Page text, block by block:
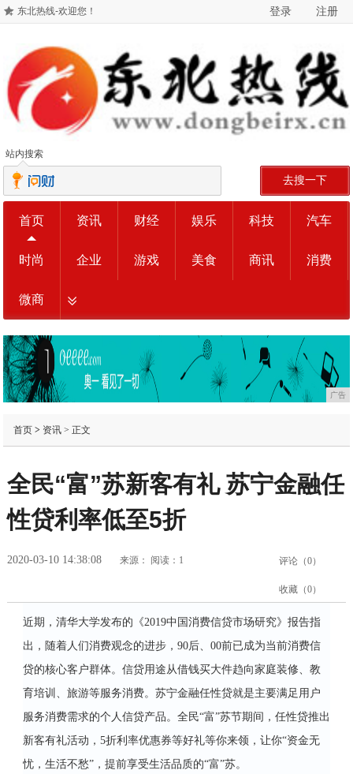
东北热线-欢迎您！ 登录 注册
站内搜索
去搜一下
首页 资讯 财经 娱乐 科技 汽车
时尚 企业 游戏 美食 商讯 消费
微商
广告
首页> 资讯> 正文
全民“富”苏新客有礼 苏宁金融任
性贷利率低至5折
2020-03-10 14:38:08 来源： 阅读：1 评论（0）
收藏（0）
近期，清华大学发布的《2019中国消费信贷市场研究》报告指
出，随着人们消费观念的进步，90后、00前已成为当前消费信
贷的核心客户群体。信贷用途从借钱买大件趋向家庭装修、教
育培训、旅游等服务消费。苏宁金融任性贷就是主要满足用户
服务消费需求的个人信贷产品。全民“富”苏节期间，任性贷推出
新客有礼活动，5折利率优惠券等好礼等你来领，让你“资金无
忧，生活不愁”，提前享受生活品质的“富”苏。